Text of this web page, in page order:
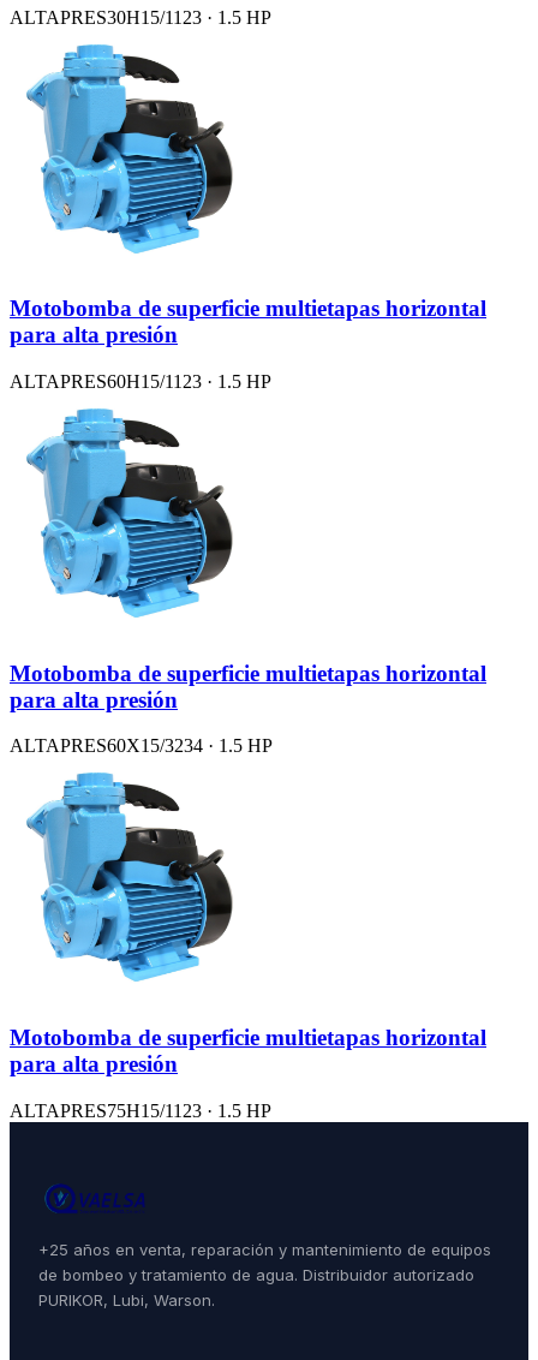
ALTAPRES30H15/1123 · 1.5 HP
Motobomba de superficie multietapas horizontal
para alta presión
ALTAPRES60H15/1123 · 1.5 HP
Motobomba de superficie multietapas horizontal
para alta presión
ALTAPRES60X15/3234 · 1.5 HP
Motobomba de superficie multietapas horizontal
para alta presión
ALTAPRES75H15/1123 · 1.5 HP
+25 años en venta, reparación y mantenimiento de equipos
de bombeo y tratamiento de agua. Distribuidor autorizado
PURIKOR, Lubi, Warson.